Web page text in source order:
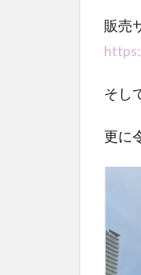
販売
そし
更に